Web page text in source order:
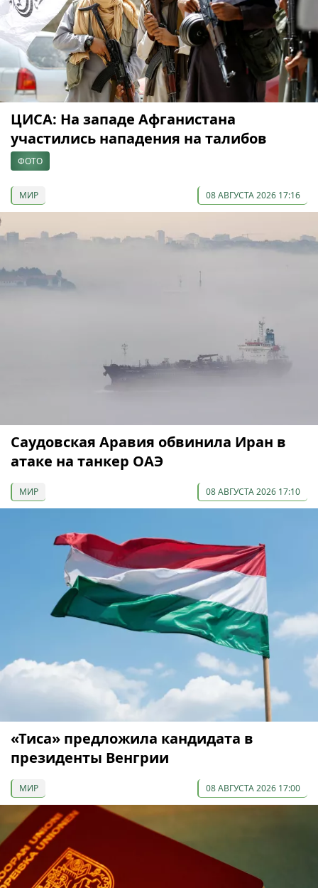
ЦИСА: На западе Афганистана
участились нападения на талибов
ФОТО
МИР 08 АВГУСТА 2026 17:16
Саудовская Аравия обвинила Иран в
атаке на танкер ОАЭ
МИР 08 АВГУСТА 2026 17:10
«Тиса» предложила кандидата в
президенты Венгрии
МИР 08 АВГУСТА 2026 17:00